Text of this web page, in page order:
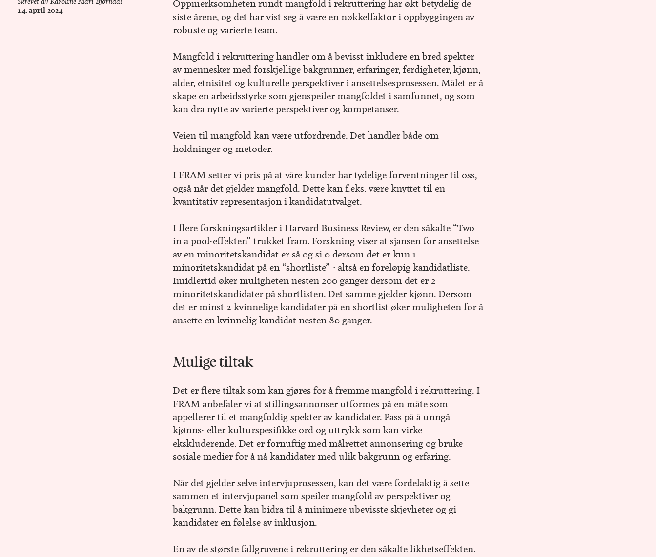
14. april 2024
Oppmerksomheten rundt mangfold i rekruttering har økt betydelig de
siste årene, og det har vist seg å være en nøkkelfaktor i oppbyggingen av
robuste og varierte team.
Mangfold i rekruttering handler om å bevisst inkludere en bred spekter
av mennesker med forskjellige bakgrunner, erfaringer, ferdigheter, kjønn,
alder, etnisitet og kulturelle perspektiver i ansettelsesprosessen. Målet er å
skape en arbeidsstyrke som gjenspeiler mangfoldet i samfunnet, og som
kan dra nytte av varierte perspektiver og kompetanser.
Veien til mangfold kan være utfordrende. Det handler både om
holdninger og metoder.
I FRAM setter vi pris på at våre kunder har tydelige forventninger til oss,
også når det gjelder mangfold. Dette kan f.eks. være knyttet til en
kvantitativ representasjon i kandidatutvalget.
I flere forskningsartikler i Harvard Business Review, er den såkalte “Two
in a pool-effekten” trukket fram. Forskning viser at sjansen for ansettelse
av en minoritetskandidat er så og si 0 dersom det er kun 1
minoritetskandidat på en “shortliste” - altså en foreløpig kandidatliste.
Imidlertid øker muligheten nesten 200 ganger dersom det er 2
minoritetskandidater på shortlisten. Det samme gjelder kjønn. Dersom
det er minst 2 kvinnelige kandidater på en shortlist øker muligheten for å
ansette en kvinnelig kandidat nesten 80 ganger.
Mulige tiltak
Det er flere tiltak som kan gjøres for å fremme mangfold i rekruttering. I
FRAM anbefaler vi at stillingsannonser utformes på en måte som
appellerer til et mangfoldig spekter av kandidater. Pass på å unngå
kjønns- eller kulturspesifikke ord og uttrykk som kan virke
ekskluderende. Det er fornuftig med målrettet annonsering og bruke
sosiale medier for å nå kandidater med ulik bakgrunn og erfaring.
Når det gjelder selve intervjuprosessen, kan det være fordelaktig å sette
sammen et intervjupanel som speiler mangfold av perspektiver og
bakgrunn. Dette kan bidra til å minimere ubevisste skjevheter og gi
kandidater en følelse av inklusjon.
En av de største fallgruvene i rekruttering er den såkalte likhetseffekten.